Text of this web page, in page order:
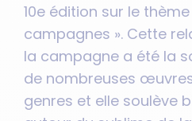
10e édition sur le thème
campagnes ». Cette
la campagne a été la
de nombreuses
genres et elle soulève